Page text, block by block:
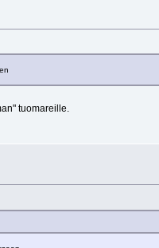
tuomareille.